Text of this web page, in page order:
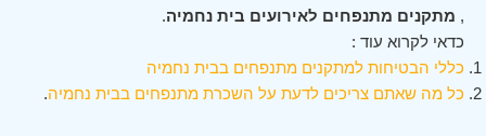
, מתקנים מתנפחים לאירועים בית נחמיה.
כדאי לקרוא עוד :
כללי הבטיחות למתקנים מתנפחים בבית נחמיה
כל מה שאתם צריכים לדעת על השכרת מתנפחים בבית נחמיה.